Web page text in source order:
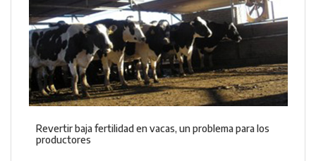
Revertir baja fertilidad en vacas, un problema para los
productores